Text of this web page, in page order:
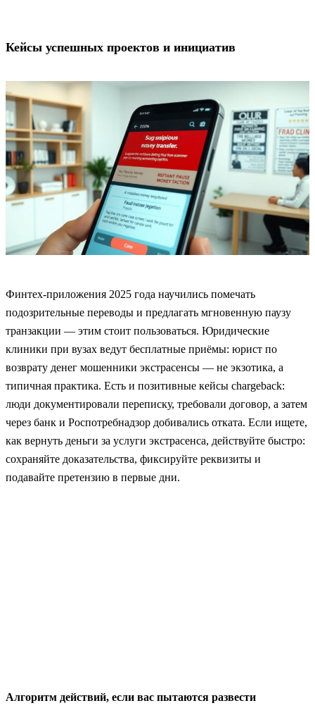
Кейсы успешных проектов и инициатив
Финтех‑приложения 2025 года научились помечать
подозрительные переводы и предлагать мгновенную паузу
транзакции — этим стоит пользоваться. Юридические
клиники при вузах ведут бесплатные приёмы: юрист по
возврату денег мошенники экстрасенсы — не экзотика, а
типичная практика. Есть и позитивные кейсы chargeback:
люди документировали переписку, требовали договор, а затем
через банк и Роспотребнадзор добивались отката. Если ищете,
как вернуть деньги за услуги экстрасенса, действуйте быстро:
сохраняйте доказательства, фиксируйте реквизиты и
подавайте претензию в первые дни.
Алгоритм действий, если вас пытаются развести